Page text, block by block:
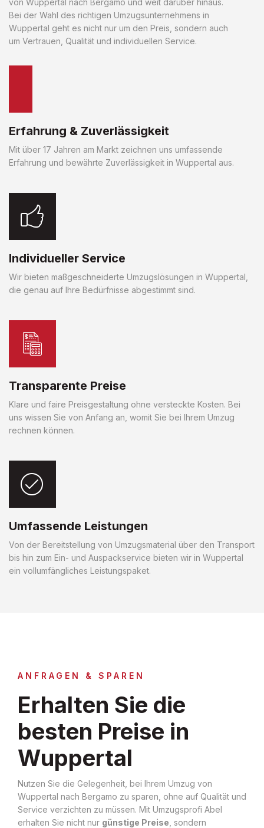
von Wuppertal nach Bergamo und weit darüber hinaus.
Bei der Wahl des richtigen Umzugsunternehmens in
Wuppertal geht es nicht nur um den Preis, sondern auch
um Vertrauen, Qualität und individuellen Service.
Erfahrung & Zuverlässigkeit
Mit über 17 Jahren am Markt zeichnen uns umfassende
Erfahrung und bewährte Zuverlässigkeit in Wuppertal aus.
Individueller Service
Wir bieten maßgeschneiderte Umzugslösungen in Wuppertal,
die genau auf Ihre Bedürfnisse abgestimmt sind.
Transparente Preise
Klare und faire Preisgestaltung ohne versteckte Kosten. Bei
uns wissen Sie von Anfang an, womit Sie bei Ihrem Umzug
rechnen können.
Umfassende Leistungen
Von der Bereitstellung von Umzugsmaterial über den Transport
bis hin zum Ein- und Auspackservice bieten wir in Wuppertal
ein vollumfängliches Leistungspaket.
ANFRAGEN & SPAREN
Erhalten Sie die
besten Preise in
Wuppertal
Nutzen Sie die Gelegenheit, bei Ihrem Umzug von
Wuppertal nach Bergamo zu sparen, ohne auf Qualität und
Service verzichten zu müssen. Mit Umzugsprofi Abel
erhalten Sie nicht nur günstige Preise , sondern